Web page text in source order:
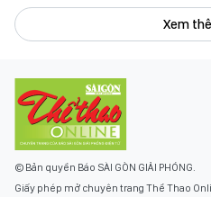
Xem
© Bản quyền Báo SÀI GÒN GIẢI PHÓNG.
Giấy phép mở chuyên trang Thể Thao